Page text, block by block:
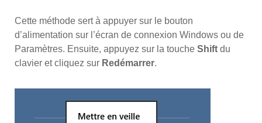
Cette méthode sert à appuyer sur le bouton
d’alimentation sur l’écran de connexion Windows ou de
Paramètres. Ensuite, appuyez sur la touche Shift du
clavier et cliquez sur Redémarrer.